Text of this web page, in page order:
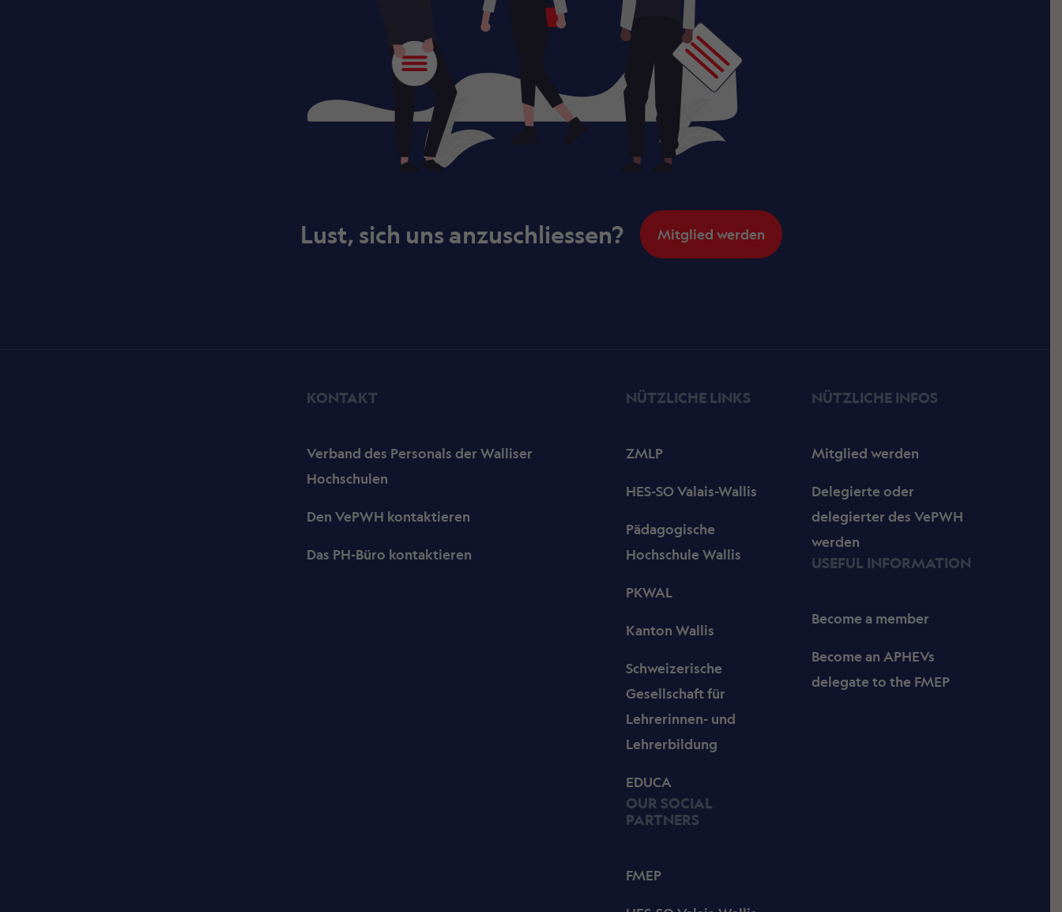
Lust, sich uns anzuschliessen? Mitglied werden
KONTAKT
Verband des Personals der Walliser
Hochschulen
Den VePWH kontaktieren
Das PH-Büro kontaktieren
NÜTZLICHE LINKS
ZMLP
HES-SO Valais-Wallis
Pädagogische
Hochschule Wallis
PKWAL
Kanton Wallis
Schweizerische
Gesellschaft für
Lehrerinnen- und
Lehrerbildung
EDUCA
OUR SOCIAL
PARTNERS
FMEP
NÜTZLICHE INFOS
Mitglied werden
Delegierte oder
delegierter des VePWH
werden
USEFUL INFORMATION
Become a member
Become an APHEVs
delegate to the FMEP